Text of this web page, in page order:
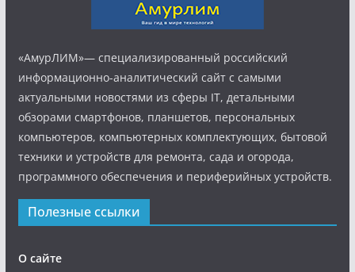
«АмурЛИМ»— специализированный российский
информационно-аналитический сайт с самыми
актуальными новостями из сферы IT, детальными
обзорами смартфонов, планшетов, персональных
компьютеров, компьютерных комплектующих, бытовой
техники и устройств для ремонта, сада и огорода,
программного обеспечения и периферийных устройств.
Полезные ссылки
О сайте